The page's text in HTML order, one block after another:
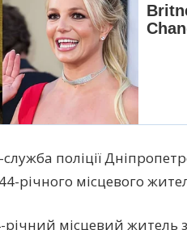
поліції
річного місцевого
річний місцевий житель